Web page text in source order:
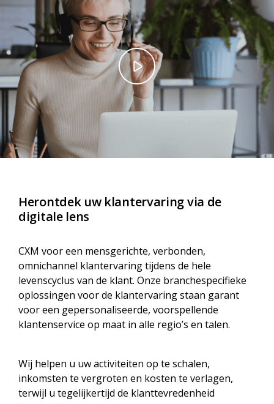
Herontdek uw klantervaring via de
digitale lens
CXM voor een mensgerichte, verbonden,
omnichannel klantervaring tijdens de hele
levenscyclus van de klant. Onze branchespecifieke
oplossingen voor de klantervaring staan garant
voor een gepersonaliseerde, voorspellende
klantenservice op maat in alle regio’s en talen.
Wij helpen u uw activiteiten op te schalen,
inkomsten te vergroten en kosten te verlagen,
terwijl u tegelijkertijd de klanttevredenheid